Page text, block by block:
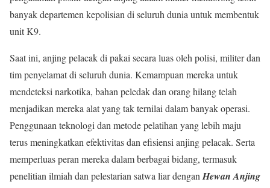
banyak departemen kepolisian di seluruh dunia untuk membentuk
unit K9.
Saat ini, anjing pelacak di pakai secara luas oleh polisi, militer dan
tim penyelamat di seluruh dunia. Kemampuan mereka untuk
mendeteksi narkotika, bahan peledak dan orang hilang telah
menjadikan mereka alat yang tak ternilai dalam banyak operasi.
Penggunaan teknologi dan metode pelatihan yang lebih maju
terus meningkatkan efektivitas dan efisiensi anjing pelacak. Serta
memperluas peran mereka dalam berbagai bidang, termasuk
penelitian ilmiah dan pelestarian satwa liar dengan Hewan Anjing